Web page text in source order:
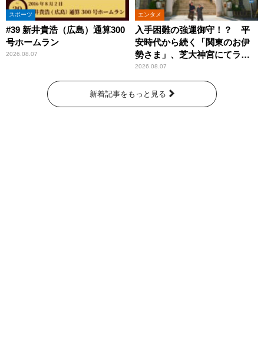
スポーツ
#39 新井貴浩（広島）通算300
号ホームラン
2026.08.07
エンタメ
入手困難の強運御守！？ 平
安時代から続く「関東のお伊
勢さま」、芝大神宮にてラン
パンプスが合格祈願！
2026.08.07
新着記事をもっと見る